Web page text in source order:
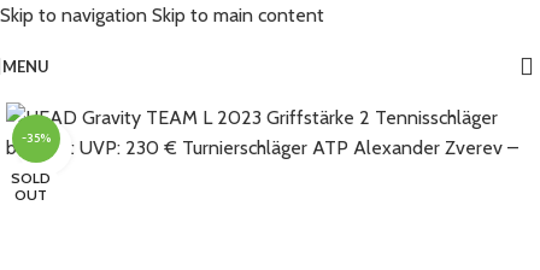
Skip to navigation Skip to main content
MENU
-35%
SOLD
OUT
Click to enlarge